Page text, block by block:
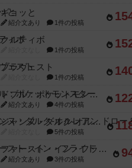
ギョッと
紹介文あり 1件の投稿
クルティボ
1件の投稿
ブラヴェスト
1件の投稿
ドブル：ポケットモンスター
紹介文あり 4件の投稿
ジャンヌ・ダルク-オルレアン ドロー＆ライト
5件の投稿
ファースト・イン・フライト
紹介文あり 3件の投稿